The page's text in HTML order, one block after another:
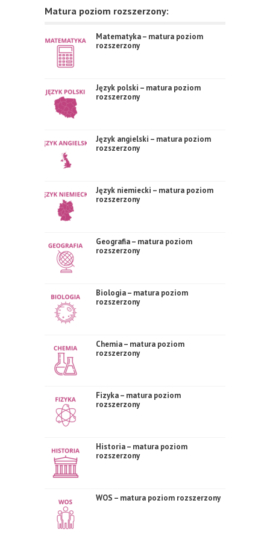
Matura poziom rozszerzony:
Matematyka – matura poziom
rozszerzony
Język polski – matura poziom
rozszerzony
Język angielski – matura poziom
rozszerzony
Język niemiecki – matura poziom
rozszerzony
Geografia – matura poziom
rozszerzony
Biologia – matura poziom
rozszerzony
Chemia – matura poziom
rozszerzony
Fizyka – matura poziom
rozszerzony
Historia – matura poziom
rozszerzony
WOS – matura poziom rozszerzony